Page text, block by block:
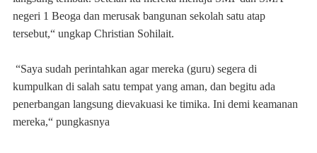
negeri 1 Beoga dan merusak bangunan sekolah satu atap
tersebut,“ ungkap Christian Sohilait.
“Saya sudah perintahkan agar mereka (guru) segera di
kumpulkan di salah satu tempat yang aman, dan begitu ada
penerbangan langsung dievakuasi ke timika. Ini demi keamanan
mereka,“ pungkasnya